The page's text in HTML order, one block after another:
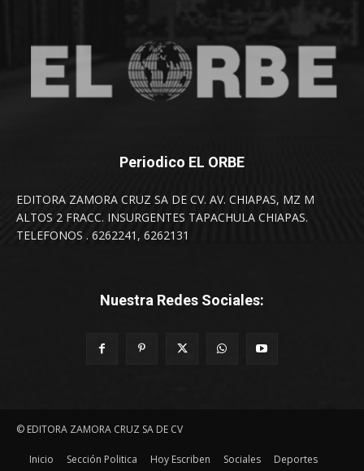
Periodico EL ORBE
EDITORA ZAMORA CRUZ SA DE CV. AV. CHIAPAS, MZ M
ALTOS 2 FRACC. INSURGENTES TAPACHULA CHIAPAS.
TELEFONOS . 6262241, 6262131
Nuestra Redes Sociales:
© EDITORA ZAMORA CRUZ SA DE CV
Inicio Sección Politica Hoy Escriben Sociales
Deportes